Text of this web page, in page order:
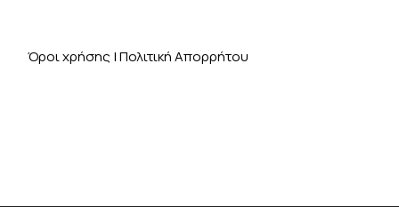
Όροι χρήσης |Πολιτική Απορρήτου